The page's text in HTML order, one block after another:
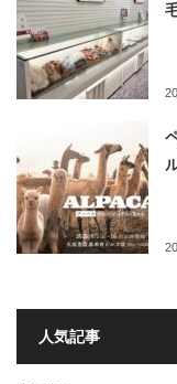
人気記事